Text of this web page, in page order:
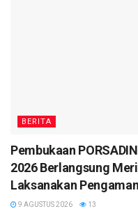
BERITA
Pembukaan
2026 Berlangsung
Laksanakan
9 AGUSTUS 2026 13